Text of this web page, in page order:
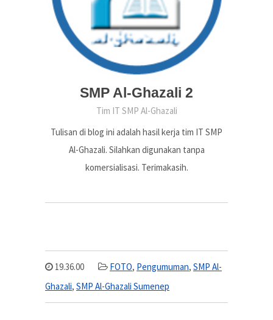
SMP Al-Ghazali 2
Tim IT SMP Al-Ghazali
Tulisan di blog ini adalah hasil kerja tim IT SMP
Al-Ghazali. Silahkan digunakan tanpa
komersialisasi. Terimakasih.
19.36.00 FOTO, Pengumuman, SMP Al-
Ghazali, SMP Al-Ghazali Sumenep